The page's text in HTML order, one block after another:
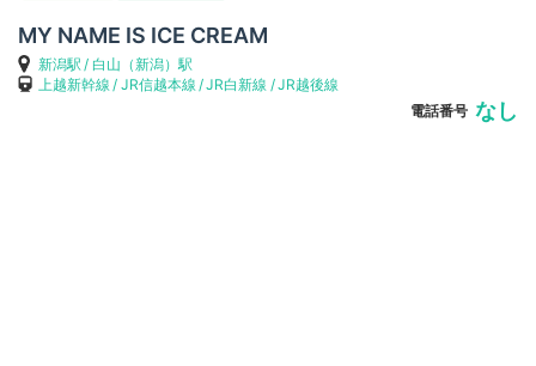
MY NAME IS ICE CREAM
新潟駅
白山（新潟）駅
上越新幹線
JR信越本線 JR白新線
JR越後線
電話番号 なし